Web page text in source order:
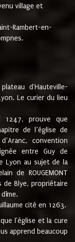
village et
Rambert-en-
d'Hauteville-
Le curier du lieu
1247, prouve que
de l’église de
convention
entre Guy de
Lyon au sujet de la
de ROUGEMONT
de Blye, propriétaire
cité en 1263.
l'église et la cure
apprend beaucoup